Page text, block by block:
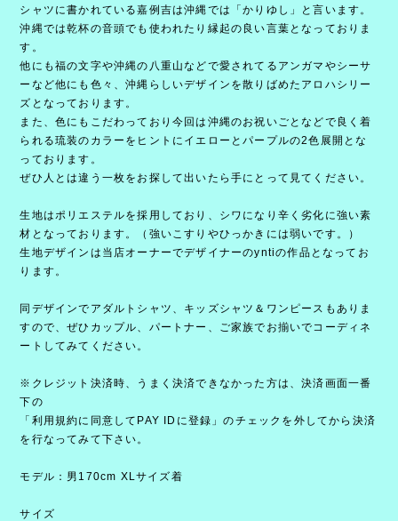
シャツに書かれている嘉例吉は沖縄では「かりゆし」と言います。
沖縄では乾杯の音頭でも使われたり縁起の良い言葉となっておりま
す。
他にも福の文字や沖縄の八重山などで愛されてるアンガマやシーサ
ーなど他にも色々、沖縄らしいデザインを散りばめたアロハシリー
ズとなっております。
また、色にもこだわっており今回は沖縄のお祝いごとなどで良く着
られる琉装のカラーをヒントにイエローとパープルの2色展開とな
っております。
ぜひ人とは違う一枚をお探して出いたら手にとって見てください。
生地はポリエステルを採用しており、シワになり辛く劣化に強い素
材となっております。（強いこすりやひっかきには弱いです。）
生地デザインは当店オーナーでデザイナーのyntiの作品となってお
ります。
同デザインでアダルトシャツ、キッズシャツ＆ワンピースもありま
すので、ぜひカップル、パートナー、ご家族でお揃いでコーディネ
ートしてみてください。
※クレジット決済時、うまく決済できなかった方は、決済画面一番
下の
「利用規約に同意してPAY IDに登録」のチェックを外してから決済
を行なってみて下さい。
モデル：男170cm XLサイズ着
サイズ